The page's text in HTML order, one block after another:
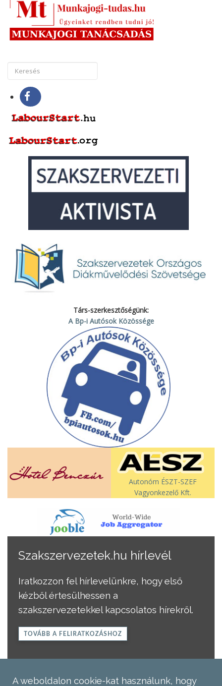
Társ-szerkesztőségünk:
A Bp-i Autósok Közössége
Autonóm ÉSZT-SZEF
Vagyonkezelő Kft.
Szakszervezetek.hu hírlevél
Iratkozzon fel hírlevelünkre, hogy első
kézből értesülhessen a
szakszervezetekkel kapcsolatos hírekről.
TOVÁBB A FELIRATKOZÁSHOZ
A weboldalon cookie-kat használunk, hogy